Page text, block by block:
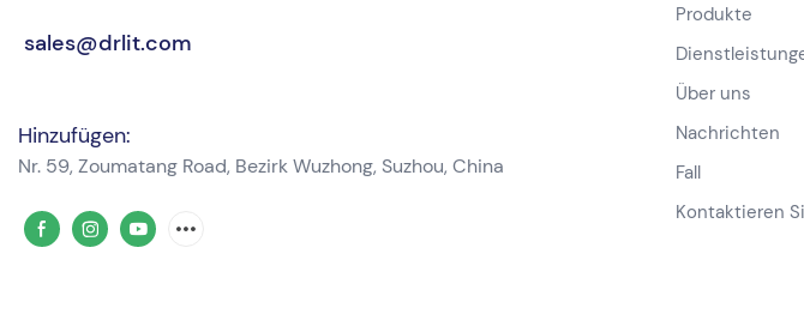
sales@drlit.com
Hinzufügen:
Nr. 59, Zoumatang Road, Bezirk Wuzhong, Suzhou, China
Produkte
Über uns
Nachrichten
Fall
Kontaktieren